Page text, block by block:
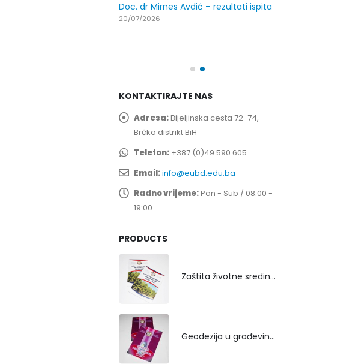
Doc. dr Mirnes Avdić – rezultati ispita
20/07/2026
KONTAKTIRAJTE NAS
Adresa:Bijeljinska cesta 72-74,
Brčko distrikt BiH
Telefon: +387 (0)49 590 605
Email:info@eubd.edu.ba
Radno vrijeme:Pon - Sub / 08:00 -
19:00
PRODUCTS
Zaštita životne sredine rekultivacijom odlagališta
Geodezija u građevinarstvu